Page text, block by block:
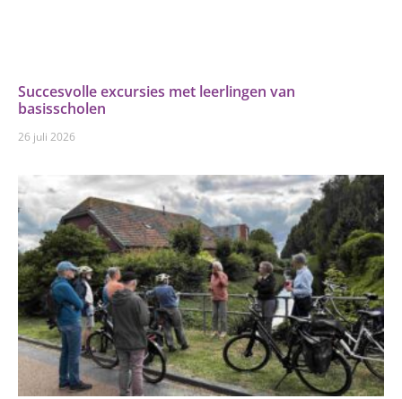
Succesvolle excursies met leerlingen van
basisscholen
26 juli 2026